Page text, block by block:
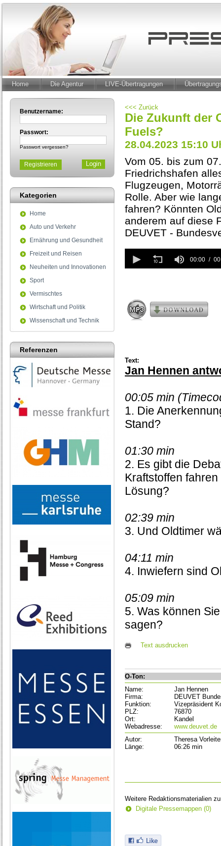
Home Die Agentur LIVE-Übertragungen
Benutzername:
Passwort:
Passwort vergessen?
Registrieren
Kategorien
Home
Auto und Verkehr
Ernährung und Gesundheit
Freizeit und Reisen
Neuheiten und Innovationen
Sport
Vermischtes
Wirtschaft und Politik
Wissenschaft und Technik
Referenzen
<<< Zurück
Die Zukunft der
Fuels?
28.04.2023 15:10
Vom 05. bis zum
Friedrichshafen
Flugzeugen,
Rolle. Aber wie
fahren? Könnten
anderem auf diese
DEUVET -
seconds
of
00:00
Text:
Jan Hennen
00:05 min
1. Die
Stand?
01:30 min
2. Es gibt die
Kraftstoffen
Lösung?
02:39 min
3. Und Oldtimer
04:11 min
4. Inwiefern sind
05:09 min
5. Was können
sagen?
Text ausdrucken
O-Ton:
Name:
Jan Hennen
Firma:
DEUVET
Funktion:
Vizepräsident
PLZ:
76870
Ort:
Kandel
Webadresse:
www.deuvet.de
Autor:
Theresa
Länge:
06:26 min
Weitere Redaktionsmaterialien
Digitale Pressemappen (0)